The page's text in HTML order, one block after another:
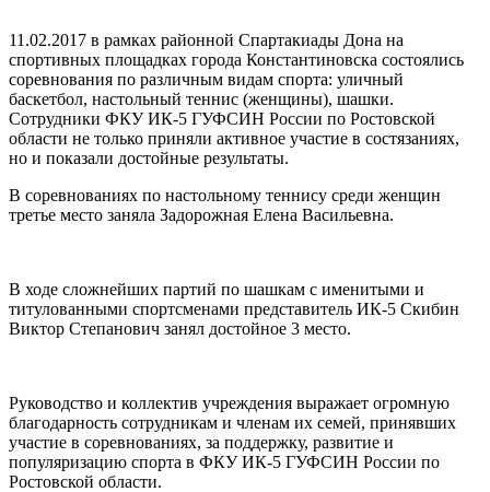
11.02.2017 в рамках районной Спартакиады Дона на
спортивных площадках города Константиновска состоялись
соревнования по различным видам спорта: уличный
баскетбол, настольный теннис (женщины), шашки.
Сотрудники ФКУ ИК-5 ГУФСИН России по Ростовской
области не только приняли активное участие в состязаниях,
но и показали достойные результаты.
В соревнованиях по настольному теннису среди женщин
третье место заняла Задорожная Елена Васильевна.
В ходе сложнейших партий по шашкам с именитыми и
титулованными спортсменами представитель ИК-5 Скибин
Виктор Степанович занял достойное 3 место.
Руководство и коллектив учреждения выражает огромную
благодарность сотрудникам и членам их семей, принявших
участие в соревнованиях, за поддержку, развитие и
популяризацию спорта в ФКУ ИК-5 ГУФСИН России по
Ростовской области.